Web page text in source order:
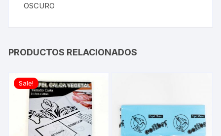
OSCURO
PRODUCTOS RELACIONADOS
Sale!